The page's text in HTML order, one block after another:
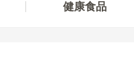
健康食品